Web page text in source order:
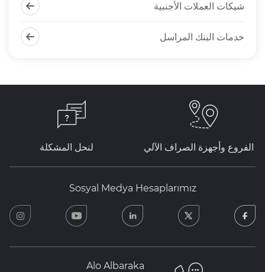
شيكات العملات الأجنبية
خدمات البنك المراسل
الفروع وأجهزة الصراف الآلي لنحل المشكلة
Sosyal Medya Hesaplarımız
facebook
twitter
linkedin
youtube
Alo Albaraka